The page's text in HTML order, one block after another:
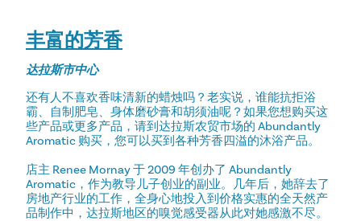
丰富的芳香
达拉斯市中心
还有人不喜欢香味清新的蜡烛吗？老实说，谁能抗拒浴
霸、自制肥皂、身体磨砂膏和胡须油呢？如果您想购买这
些产品或更多产品，请到达拉斯农贸市场的 Abundantly
Aromatic 购买，您可以买到各种芳香四溢的沐浴产品。
店主 Renee Mornay 于 2009 年创办了 Abundantly
Aromatic，作为教导儿子创业的副业。几年后，她辞去了
房地产行业的工作，全身心地投入到价格实惠的全天然产
品制作中，达拉斯地区的嗅觉感受器从此对她感激不尽。